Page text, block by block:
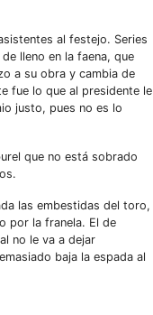
al festejo. Series
lleno en la faena, que
a su obra y cambia de
fue lo que al presidente le
justo, pues no es lo
que no está sobrado
las embestidas del toro,
por la franela. El de
no le va a dejar
baja la espada al